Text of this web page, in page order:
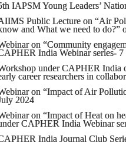
IAPSM Young Leaders’
Public Lecture on “Air
and What we need to
on “Community
India Webinar series-
under CAPHER India
career researchers in
on “Impact of Air
2024
on “Impact of Heat on
CAPHER India Webinar
India Journal Club